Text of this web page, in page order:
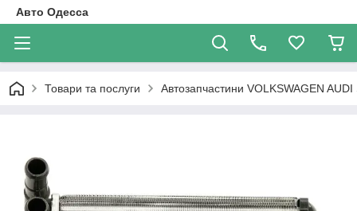
Авто Одесса
Товари та послуги Автозапчастини VOLKSWAGEN AUDI